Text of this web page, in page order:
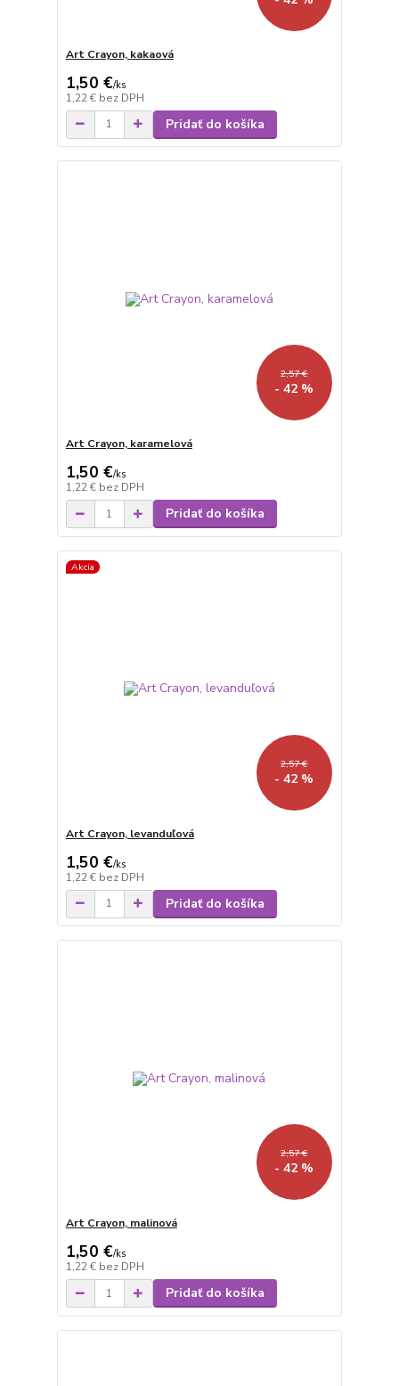
Art Crayon, kakaová
1,50 €/ks
1,22 € bez DPH
Pridať do košíka
2,57 €
- 42 %
Art Crayon, karamelová
1,50 €/ks
1,22 € bez DPH
Pridať do košíka
Akcia
2,57 €
- 42 %
Art Crayon, levanduľová
1,50 €/ks
1,22 € bez DPH
Pridať do košíka
2,57 €
- 42 %
Art Crayon, malinová
1,50 €/ks
1,22 € bez DPH
Pridať do košíka